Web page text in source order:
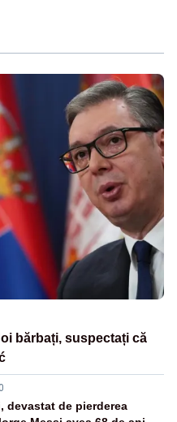
bărbați, suspectați că
devastat de pierderea